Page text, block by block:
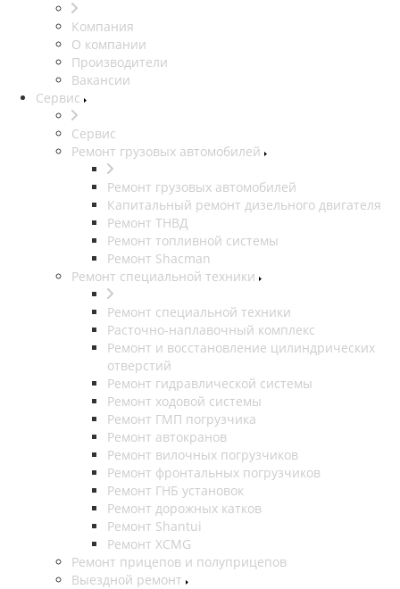
Компания
О компании
Производители
Вакансии
Сервис
Сервис
Ремонт грузовых автомобилей
Ремонт грузовых автомобилей
Капитальный ремонт дизельного двигателя
Ремонт ТНВД
Ремонт топливной системы
Ремонт Shacman
Ремонт специальной техники
Ремонт специальной техники
Расточно-наплавочный комплекс
Ремонт и восстановление цилиндрических
отверстий
Ремонт гидравлической системы
Ремонт ходовой системы
Ремонт ГМП погрузчика
Ремонт автокранов
Ремонт вилочных погрузчиков
Ремонт фронтальных погрузчиков
Ремонт ГНБ установок
Ремонт дорожных катков
Ремонт Shantui
Ремонт XCMG
Ремонт прицепов и полуприцепов
Выездной ремонт